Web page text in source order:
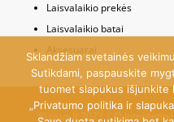
Laisvalaikio prekės
Laisvalaikio batai
Aksesuarai
© osus.lt 2023 | ©
Sklandžiam svetainės
Sutikdami, paspauskite
tuomet slapukus išjunkite
„Privatumo politika ir